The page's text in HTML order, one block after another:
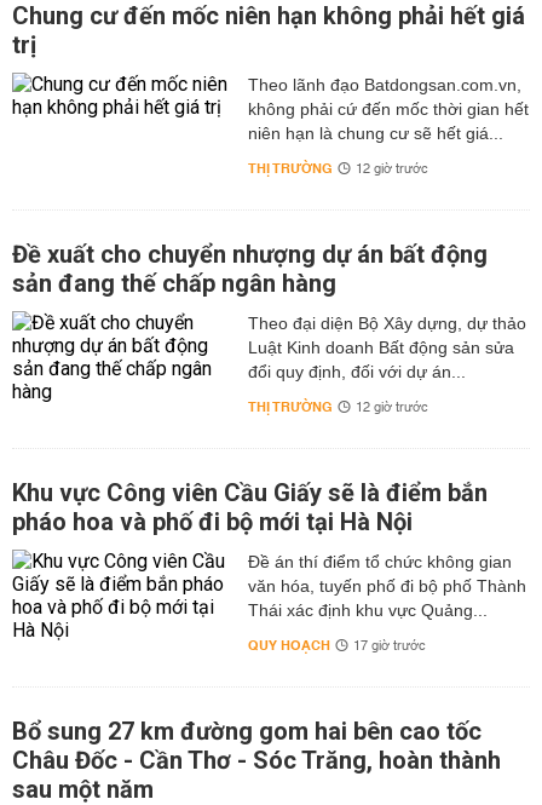
Chung cư đến mốc niên hạn không phải hết giá
trị
Theo lãnh đạo Batdongsan.com.vn,
không phải cứ đến mốc thời gian hết
niên hạn là chung cư sẽ hết giá...
THỊ TRƯỜNG 12 giờ trước
Đề xuất cho chuyển nhượng dự án bất động
sản đang thế chấp ngân hàng
Theo đại diện Bộ Xây dựng, dự thảo
Luật Kinh doanh Bất động sản sửa
đổi quy định, đối với dự án...
THỊ TRƯỜNG 12 giờ trước
Khu vực Công viên Cầu Giấy sẽ là điểm bắn
pháo hoa và phố đi bộ mới tại Hà Nội
Đề án thí điểm tổ chức không gian
văn hóa, tuyến phố đi bộ phố Thành
Thái xác định khu vực Quảng...
QUY HOẠCH 17 giờ trước
Bổ sung 27 km đường gom hai bên cao tốc
Châu Đốc - Cần Thơ - Sóc Trăng, hoàn thành
sau một năm